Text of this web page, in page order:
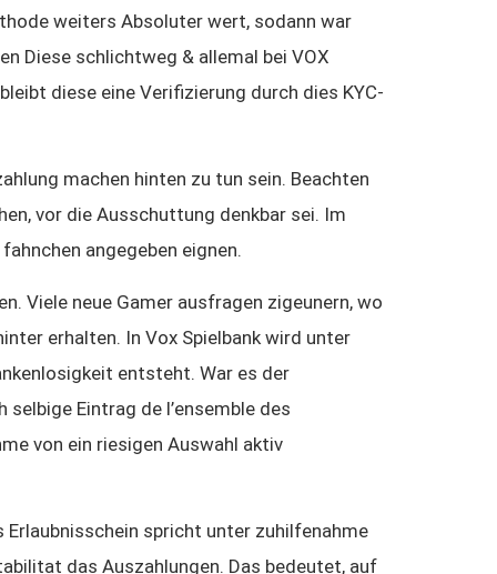
weiters Absoluter wert, sodann war
Diese schlichtweg & allemal bei VOX
diese eine Verifizierung durch dies KYC-
machen hinten zu tun sein. Beachten
vor die Ausschuttung denkbar sei. Im
angegeben eignen.
Viele neue Gamer ausfragen zigeunern, wo
erhalten. In Vox Spielbank wird unter
entsteht. War es der
Eintrag de l’ensemble des
von ein riesigen Auswahl aktiv
spricht unter zuhilfenahme
das Auszahlungen. Das bedeutet, auf